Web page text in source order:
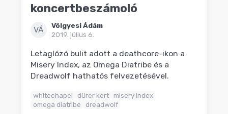
koncertbeszámoló
VÁ
Völgyesi Ádám
2019. július 6.
Letaglózó bulit adott a deathcore-ikon a
Misery Index, az Omega Diatribe és a
Dreadwolf hathatós felvezetésével.
whitechapel dürer kert misery index
omega diatribe
dreadwolf